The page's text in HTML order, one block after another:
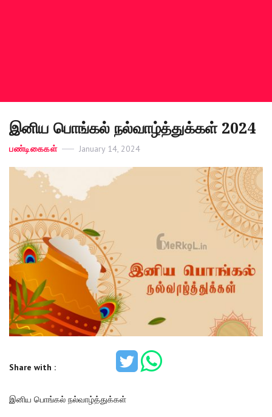
இனிய பொங்கல் நல்வாழ்த்துக்கள் 2024
Categories
பண்டிகைகள்
Posted
January 14, 2024
Share with :
இனிய பொங்கல் நல்வாழ்த்துக்கள்